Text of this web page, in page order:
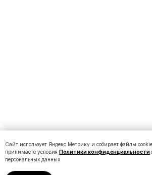
Сайт использует Яндекс.Метрику и собирает файлы
принимаете условия Политики конфиденциальности
персональных данных